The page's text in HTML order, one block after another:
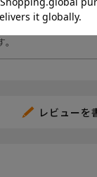
・5ですが、24・0
レビューを